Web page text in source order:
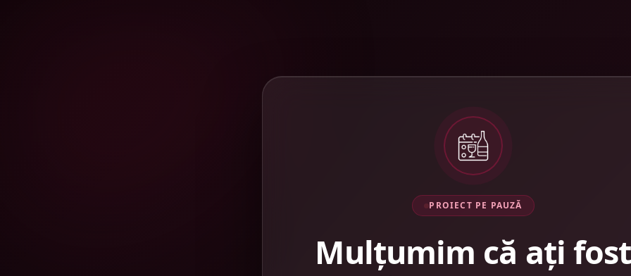
PROIECT PE PAUZĂ
Mulțumim că ați fost